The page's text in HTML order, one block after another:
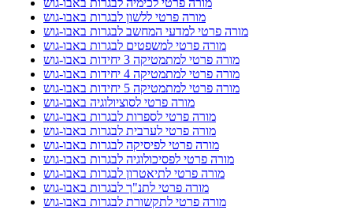
מורה פרטי לכימיה לבגרות באבו-גוש
מורה פרטי ללשון לבגרות באבו-גוש
מורה פרטי למדעי המחשב לבגרות באבו-גוש
מורה פרטי למשפטים לבגרות באבו-גוש
מורה פרטי למתמטיקה 3 יחידות באבו-גוש
מורה פרטי למתמטיקה 4 יחידות באבו-גוש
מורה פרטי למתמטיקה 5 יחידות באבו-גוש
מורה פרטי לסוציולוגיה באבו-גוש
מורה פרטי לספרות לבגרות באבו-גוש
מורה פרטי לערבית לבגרות באבו-גוש
מורה פרטי לפיסיקה לבגרות באבו-גוש
מורה פרטי לפסיכולוגיה לבגרות באבו-גוש
מורה פרטי לתיאטרון לבגרות באבו-גוש
מורה פרטי לתנ"ך לבגרות באבו-גוש
מורה פרטי לתקשורת לבגרות באבו-גוש